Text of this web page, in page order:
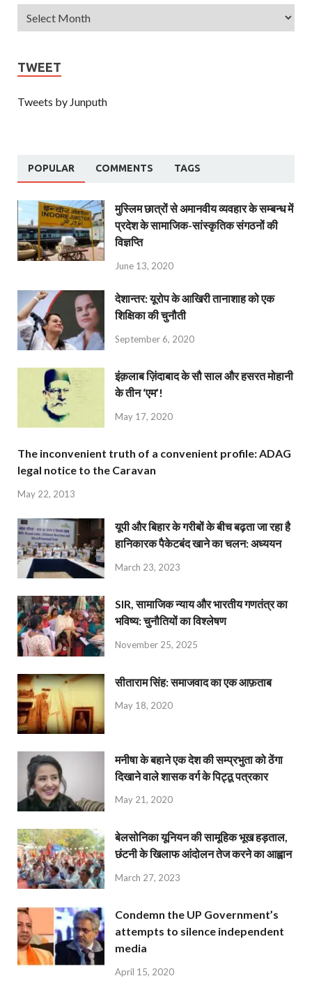
TWEET
Tweets by Junputh
POPULAR COMMENTS TAGS
मुस्लिम छात्रों से अमानवीय व्यवहार के सम्बन्ध में
प्रदेश के सामाजिक-सांस्कृतिक संगठनों की
विज्ञप्ति
June 13, 2020
देशान्‍तर: यूरोप के आखिरी तानाशाह को एक
शिक्षिका की चुनौती
September 6, 2020
इंक़लाब ज़िंदाबाद के सौ साल और हसरत मोहानी
के तीन ‘एम’!
May 17, 2020
The inconvenient truth of a convenient profile: ADAG
legal notice to the Caravan
May 22, 2013
यूपी और बिहार के गरीबों के बीच बढ़ता जा रहा है
हानिकारक पैकेटबंद खाने का चलन: अध्ययन
March 23, 2023
SIR, सामाजिक न्याय और भारतीय गणतंत्र का
भविष्य: चुनौतियों का विश्लेषण
November 25, 2025
सीताराम सिंह: समाजवाद का एक आफ़ताब
May 18, 2020
मनीषा के बहाने एक देश की सम्प्रभुता को ठेंगा
दिखाने वाले शासक वर्ग के पिट्ठू पत्रकार
May 21, 2020
बेलसोनिका यूनियन की सामूहिक भूख हड़ताल,
छंटनी के खिलाफ आंदोलन तेज करने का आह्वान
March 27, 2023
Condemn the UP Government’s
attempts to silence independent
media
April 15, 2020